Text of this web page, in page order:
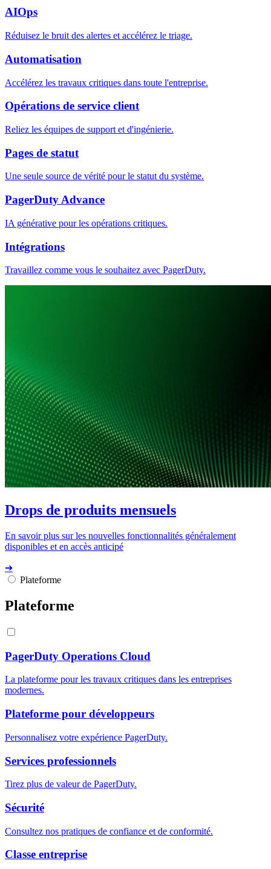
AIOps
Réduisez le bruit des alertes et accélérez le triage.
Automatisation
Accélérez les travaux critiques dans toute l'entreprise.
Opérations de service client
Reliez les équipes de support et d'ingénierie.
Pages de statut
Une seule source de vérité pour le statut du système.
PagerDuty Advance
IA générative pour les opérations critiques.
Intégrations
Travaillez comme vous le souhaitez avec PagerDuty.
Drops de produits mensuels
En savoir plus sur les nouvelles fonctionnalités généralement
disponibles et en accès anticipé
➔
Plateforme
Plateforme
PagerDuty Operations Cloud
La plateforme pour les travaux critiques dans les entreprises
modernes.
Plateforme pour développeurs
Personnalisez votre expérience PagerDuty.
Services professionnels
Tirez plus de valeur de PagerDuty.
Sécurité
Consultez nos pratiques de confiance et de conformité.
Classe entreprise